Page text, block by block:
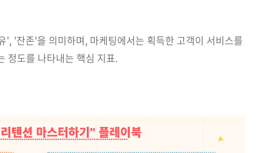
'잔존'을 의미하며, 마케팅에서는 획득한 고객이 서비스를
정도를 나타내는 핵심 지표.